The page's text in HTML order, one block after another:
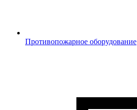
Противопожарное оборудование